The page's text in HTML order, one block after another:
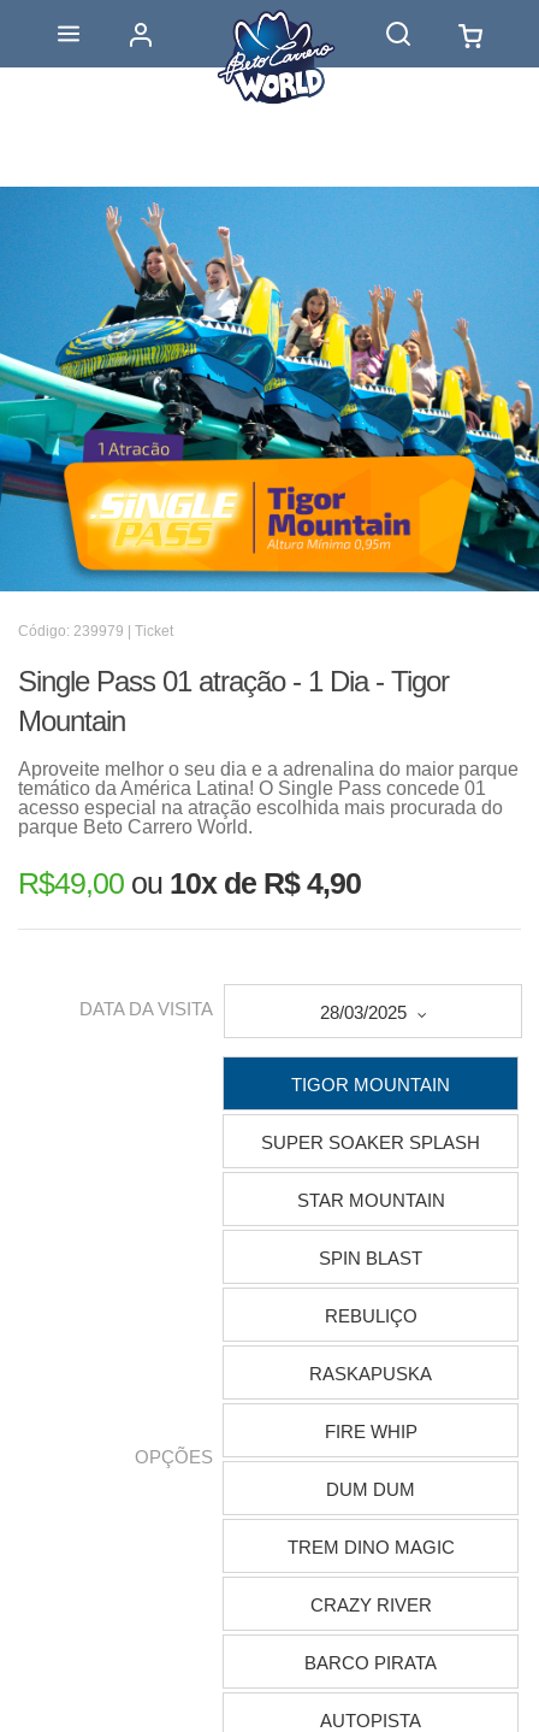
Código: 239979 | Ticket
Single Pass 01 atração - 1 Dia - Tigor
Mountain
Aproveite melhor o seu dia e a adrenalina do maior parque
temático da América Latina! O Single Pass concede 01
acesso especial na atração escolhida mais procurada do
parque Beto Carrero World.
R$49,00 ou 10x de R$ 4,90
DATA DA VISITA 28/03/2025
OPÇÕES
TIGOR MOUNTAIN
SUPER SOAKER SPLASH
STAR MOUNTAIN
SPIN BLAST
REBULIÇO
RASKAPUSKA
FIRE WHIP
DUM DUM
TREM DINO MAGIC
CRAZY RIVER
BARCO PIRATA
AUTOPISTA